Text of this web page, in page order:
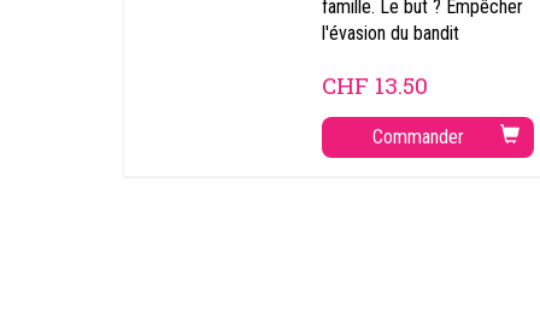
famille. Le but ? Empêcher
l'évasion du bandit
CHF 13.50
Commander